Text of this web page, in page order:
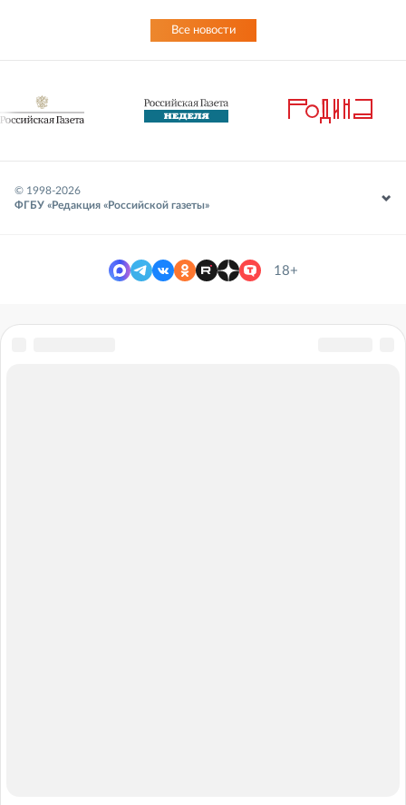
Все новости
© 1998-2026
ФГБУ «Редакция «Российской газеты»
18+